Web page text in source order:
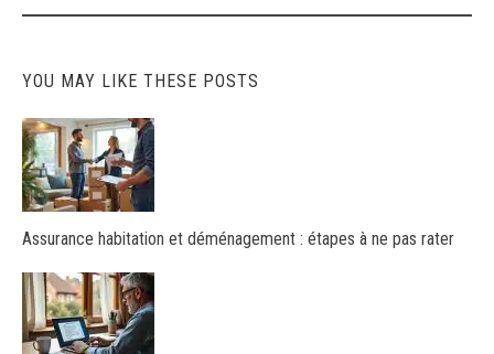
YOU MAY LIKE THESE POSTS
Assurance habitation et déménagement : étapes à ne pas rater